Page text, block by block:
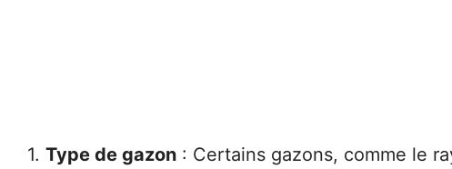
1. Type de gazon : Certains gazons, comme le